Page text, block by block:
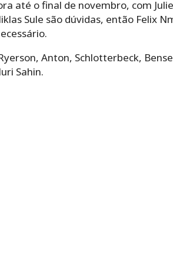
até o final de novembro, com
Sule são dúvidas, então Felix
Anton, Schlotterbeck,
Sahin.